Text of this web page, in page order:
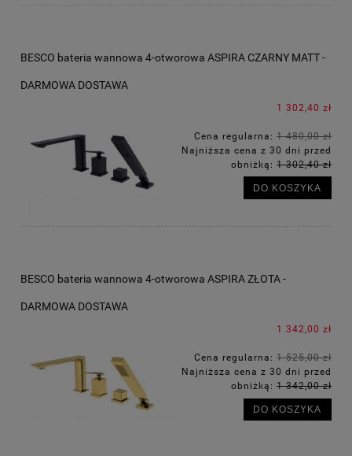
BESCO bateria wannowa 4-otworowa ASPIRA CZARNY MATT -
DARMOWA DOSTAWA
1 302,40 zł
Cena regularna: 1 480,00 zł
Najniższa cena z 30 dni przed
obniżką: 1 302,40 zł
DO KOSZYKA
BESCO bateria wannowa 4-otworowa ASPIRA ZŁOTA -
DARMOWA DOSTAWA
1 342,00 zł
Cena regularna: 1 525,00 zł
Najniższa cena z 30 dni przed
obniżką: 1 342,00 zł
DO KOSZYKA